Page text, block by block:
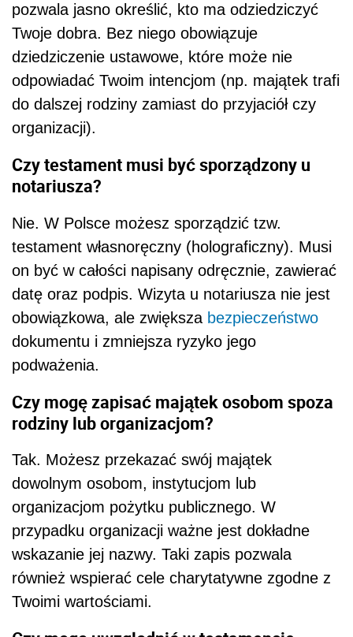
pozwala jasno określić, kto ma odziedziczyć
Twoje dobra. Bez niego obowiązuje
dziedziczenie ustawowe, które może nie
odpowiadać Twoim intencjom (np. majątek trafi
do dalszej rodziny zamiast do przyjaciół czy
organizacji).
Czy testament musi być sporządzony u
notariusza?
Nie. W Polsce możesz sporządzić tzw.
testament własnoręczny (holograficzny). Musi
on być w całości napisany odręcznie, zawierać
datę oraz podpis. Wizyta u notariusza nie jest
obowiązkowa, ale zwiększa bezpieczeństwo
dokumentu i zmniejsza ryzyko jego
podważenia.
Czy mogę zapisać majątek osobom spoza
rodziny lub organizacjom?
Tak. Możesz przekazać swój majątek
dowolnym osobom, instytucjom lub
organizacjom pożytku publicznego. W
przypadku organizacji ważne jest dokładne
wskazanie jej nazwy. Taki zapis pozwala
również wspierać cele charytatywne zgodne z
Twoimi wartościami.